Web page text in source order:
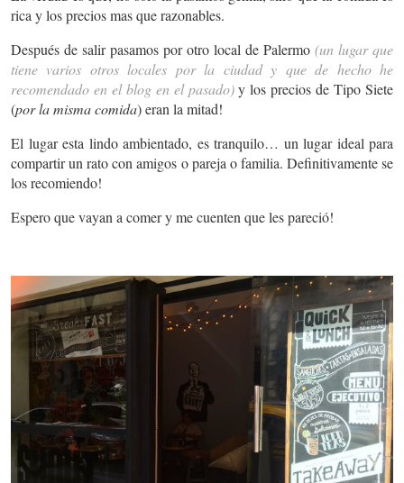
rica y los precios mas que razonables.
Después de salir pasamos por otro local de Palermo (un lugar que
tiene varios otros locales por la ciudad y que de hecho he
recomendado en el blog en el pasado)y los precios de Tipo Siete
(por la misma comida) eran la mitad!
El lugar esta lindo ambientado, es tranquilo… un lugar ideal para
compartir un rato con amigos o pareja o familia. Definitivamente se
los recomiendo!
Espero que vayan a comer y me cuenten que les pareció!